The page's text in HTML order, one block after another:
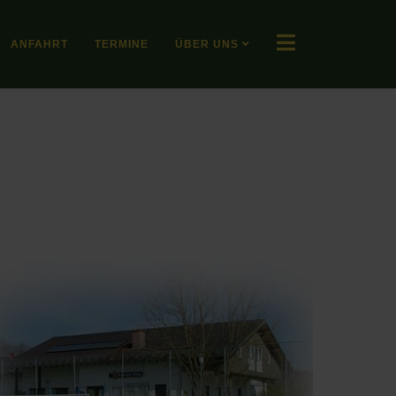
ANFAHRT TERMINE ÜBER UNS